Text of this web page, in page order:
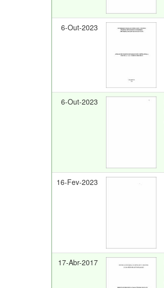
6-Out-2023
6-Out-2023
16-Fev-2023
17-Abr-2017